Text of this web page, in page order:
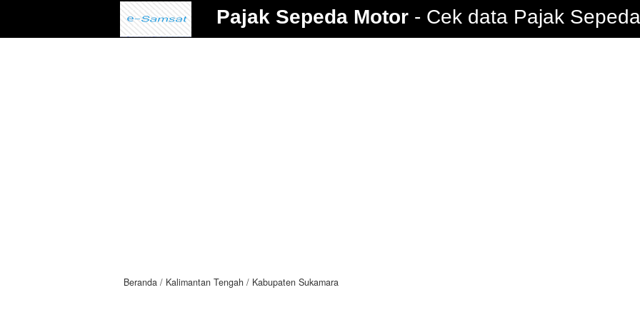
Pajak Sepeda Motor Cek data Pajak
Beranda Kalimantan Tengah Kabupaten Sukamara